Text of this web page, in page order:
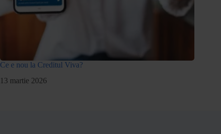
Ce e nou la Creditul Viva?
13 martie 2026